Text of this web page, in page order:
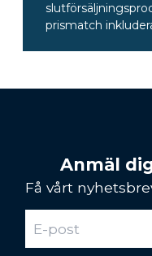
prismatch
Anmäl
Få vårt